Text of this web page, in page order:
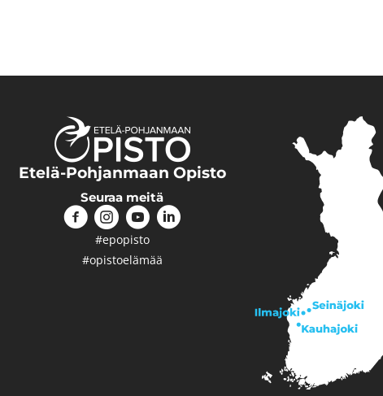
Etelä-Pohjanmaan Opisto
Seuraa meitä
#epopisto
#opistoelämää